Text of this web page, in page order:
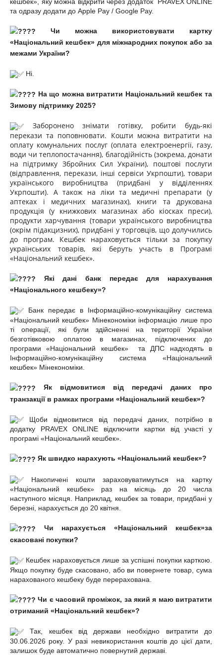
та одразу додати до Apple Pay / Google Pay.
Чи можна використовувати картку
«Національний кешбек» для міжнародних покупок або за
межами України?
Ні.
На що можна витратити Національний кешбек та
Зимову підтримку 2025?
Заборонено знімати готівку, робити будь-які
перекази та поповнювати. Кошти можна витратити на
оплату комунальних послуг (оплата електроенергії, газу,
води чи теплопостачання), благодійність (зокрема, донати
на підтримку Збройних Сил України), поштові послуги
(відправлення, перекази, інші сервіси Укрпошти), товари
українського виробництва (придбані у відділеннях
Укрпошти). А також на ліки та медичні препарати (у
аптеках і медичних магазинах), книги та друкована
продукція (у книжкових магазинах або кіосках преси),
продукти харчування (товари українського виробництва
(окрім підакцизних), придбані у торговців, що долучились
до програм. Кешбек нараховується тільки за покупку
українських товарів, які беруть участь в Програмі
«Національний кешбек».
Які дані банк передає для нарахування
«Національного кешбеку»?
Банк передає в Інформаційно-комунікаційну система
«Національний кешбек» Мінекономіки інформацію лише про
ті операції, які були здійсненні на території України
безготівковою оплатою в магазинах, підключених до
програми «Національний кешбек» та ДПС надходять в
Інформаційно-комунікаційну система «Національний
кешбек» Мінекономіки.
Як відмовитися від передачі даних про
транзакції в рамках програми «Національний кешбек»?
Щоби відмовитися від передачі даних, потрібно в
додатку PRAVEX ONLINE відключити картки від участі у
програмі «Національний кешбек».
Як швидко нарахують «Національний кешбек»?
Накопичені кошти зараховуватимуться на картку
«Національний кешбек» раз на місяць до 20 числа
наступного місяця. Наприклад, кешбек за товари, придбані у
березні, нарахується до 20 квітня.
Чи нарахується «Національний кешбек»за
скасовані покупки?
Кешбек нараховується лише за успішні покупки карткою.
Якщо покупку буде скасовано, або ви повернете товар, сума
нарахованого кешбеку буде перерахована.
Чи є часовий проміжок, за який я маю витратити
отриманий «Національний кешбек»?
Так, кешбек від держави необхідно витратити до
30.06.2026 року. У разі невикористання коштів до цієї дати,
залишок буде автоматично повернутий державі.